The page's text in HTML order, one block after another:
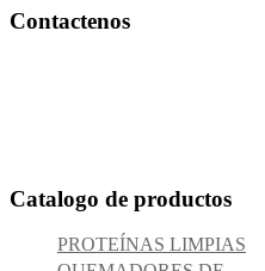
Contactenos
Catalogo de productos
PROTEÍNAS LIMPIAS